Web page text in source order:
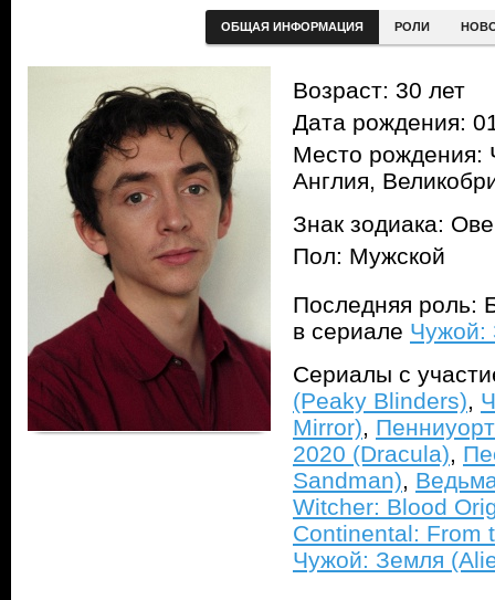
ОБЩАЯ ИНФОРМАЦИЯ РОЛИ
Возраст: 30 лет
Дата рождения:
Место рождения:
Англия,
Знак зодиака:
Пол: Мужской
Последняя роль:
в сериале Чужой:
Сериалы с
(Peaky Blinders),
Mirror),
2020 (Dracula),
Sandman),
Witcher: Blood
Continental: From
Чужой: Земля